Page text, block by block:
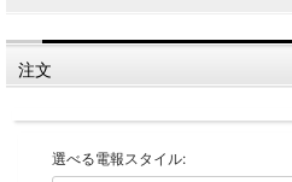
注文
選べる電報スタイル: